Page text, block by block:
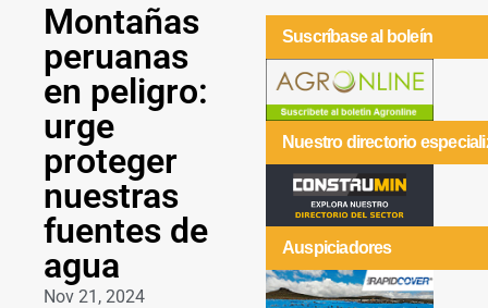
Montañas
peruanas
en peligro:
urge
proteger
nuestras
fuentes de
agua
Nov 21, 2024
Suscríbase al boleín
Nuestro directorio
Auspiciadores